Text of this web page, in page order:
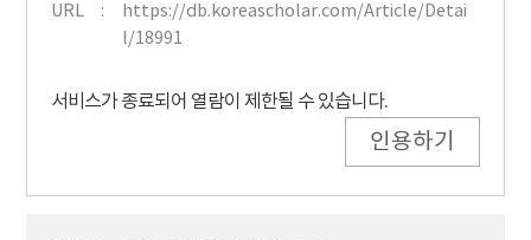
URL
https://db.koreascholar.com/Article/Detai
l/18991
서비스가 종료되어 열람이 제한될 수 있습니다.
인용하기